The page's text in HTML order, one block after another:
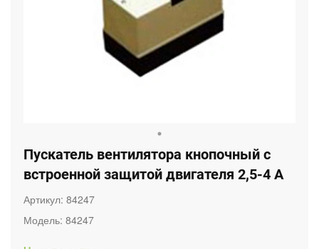
Пускатель вентилятора кнопочный с
встроенной защитой двигателя 2,5-4 А
Артикул: 84247
Модель: 84247